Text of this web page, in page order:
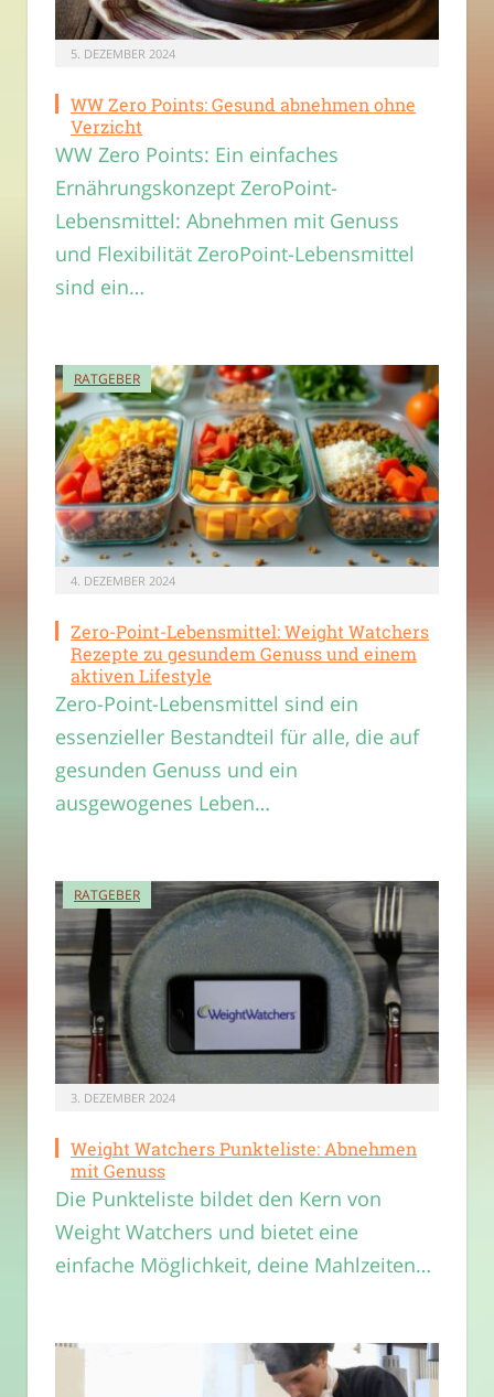
5. DEZEMBER 2024
WW Zero Points: Gesund abnehmen ohne
Verzicht
WW Zero Points: Ein einfaches
Ernährungskonzept ZeroPoint-
Lebensmittel: Abnehmen mit Genuss
und Flexibilität ZeroPoint-Lebensmittel
sind ein…
RATGEBER
4. DEZEMBER 2024
Zero-Point-Lebensmittel: Weight Watchers
Rezepte zu gesundem Genuss und einem
aktiven Lifestyle
Zero-Point-Lebensmittel sind ein
essenzieller Bestandteil für alle, die auf
gesunden Genuss und ein
ausgewogenes Leben…
RATGEBER
3. DEZEMBER 2024
Weight Watchers Punkteliste: Abnehmen
mit Genuss
Die Punkteliste bildet den Kern von
Weight Watchers und bietet eine
einfache Möglichkeit, deine Mahlzeiten…